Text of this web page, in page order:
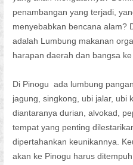
penambangan yang terjadi,
menyebabkan bencana alam?
adalah Lumbung makanan
harapan daerah dan bangsa
Di Pinogu ada lumbung
jagung, singkong, ubi jalar, ubi
diantaranya durian, alvokad,
tempat yang penting
dipertahankan keunikannya.
akan ke Pinogu harus